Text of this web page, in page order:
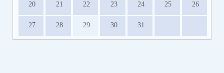
20 21 22 23 24 25 26
27 28 29 30 31